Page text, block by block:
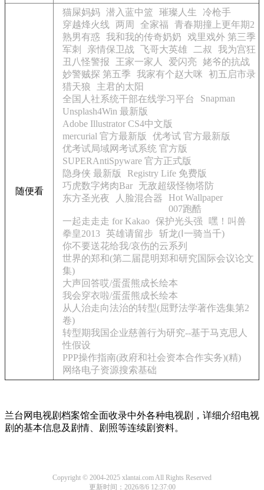
随便看
猫屎妈妈 潜入蓝中篮 璀璨人生
冷枪手
穿越烽火线
两周 全家福
青春期撞上更年期2
熟男有惑
我和我的传奇奶奶
戏里戏外 第三季
军刺
亲情保卫战 飞哥大英雄 二叔
我为宫狂
丑八怪警报
王家一家人 爱闪亮
姥爷的抗战
妙警贼探 第五季
我家有个赵大咪
初五启市录
猎天狼
主君的太阳
全国人社系统干部在线学习平台
Snapman
Unsplash4Win 最新版
Adobe Illustrator CS4中文版
mercurial 官方最新版
优考试 官方最新版
优考试局域网考试系统 官方版
SUPERAntiSpyware 官方正式版
隐身侠 最新版
Registry Life 免费版
巧虎数字烤肉Bar
无敌超级怪物塔防
东方圣光夜
人脸混合器
Hot Wallpaper
007跑酷
一起走走走 for Kakao 保护光头强
嘿！叫兽
拳皇2013 英雄请留步 斩龙(Ⅰ一骑当千)
你不要送花给我/哀伤的云系列
世界的郑和(第二届昆明郑和研究国际会议论文
集)
大声回答哎/蛋蛋熊成长绘本
我会穿衣啦/蛋蛋熊成长绘本
从人治走向法治的转型(屈野法学著作选集第2
卷)
转型期我国企业慈善行为研究--基于马克思人
性假设
PPP操作指南(政府和社会资本合作实务)(精)
网络电子资源搜索基础
兰台网电视剧档案馆全面收录中外各种电视剧，详细介绍电视
剧的基本信息及剧情、剧照等连续剧资料。
Copyright © 2004-2025 xlantai.com All Rights Reserved
更新时间：2026/8/6 12:37:00